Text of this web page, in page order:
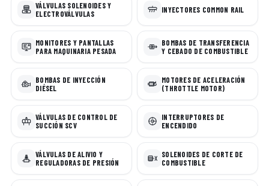
VÁLVULAS SOLENOIDES Y
ELECTROVÁLVULAS
INYECTORES COMMON RAIL
MONITORES Y PANTALLAS
PARA MAQUINARIA PESADA
BOMBAS DE TRANSFERENCIA
Y CEBADO DE COMBUSTIBLE
BOMBAS DE INYECCIÓN
DIÉSEL
MOTORES DE ACELERACIÓN
(THROTTLE MOTOR)
VÁLVULAS DE CONTROL DE
SUCCIÓN SCV
INTERRUPTORES DE
ENCENDIDO
VÁLVULAS DE ALIVIO Y
REGULADORAS DE PRESIÓN
SOLENOIDES DE CORTE DE
COMBUSTIBLE